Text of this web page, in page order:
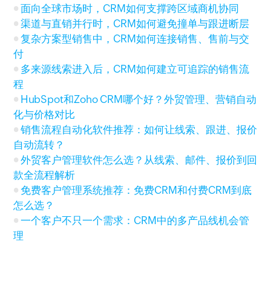
面向全球市场时，CRM如何支撑跨区域商机协同
渠道与直销并行时，CRM如何避免撞单与跟进断层
复杂方案型销售中，CRM如何连接销售、售前与交
付
多来源线索进入后，CRM如何建立可追踪的销售流
程
HubSpot和Zoho CRM哪个好？外贸管理、营销自动
化与价格对比
销售流程自动化软件推荐：如何让线索、跟进、报价
自动流转？
外贸客户管理软件怎么选？从线索、邮件、报价到回
款全流程解析
免费客户管理系统推荐：免费CRM和付费CRM到底
怎么选？
一个客户不只一个需求：CRM中的多产品线机会管
理